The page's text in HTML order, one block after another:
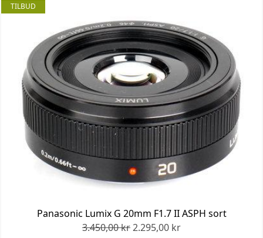
Panasonic Lumix G 20mm F1.7 II ASPH sort
3.450,00 kr2.295,00 kr
TILBUD